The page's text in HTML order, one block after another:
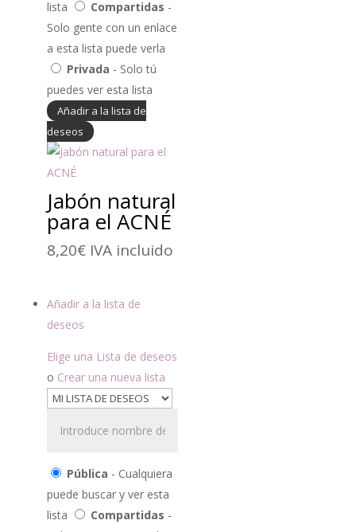
lista
Compartidas -
Solo gente con un enlace
a esta lista puede verla
Privada - Solo tú
puedes ver esta lista
Añadir a la lista de
deseos
Jabón natural
para el ACNÉ
8,20€ IVA incluido
Añadir a la lista de
deseos
Elige una Lista de deseos
o Crear una nueva lista
Pública - Cualquiera
puede buscar y ver esta
lista
Compartidas -